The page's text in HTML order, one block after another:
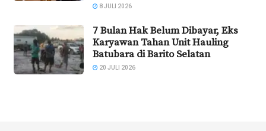
8 JULI 2026
7 Bulan Hak Belum Dibayar, Eks
Karyawan Tahan Unit Hauling
Batubara di Barito Selatan
20 JULI 2026